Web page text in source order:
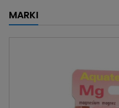
MARKI